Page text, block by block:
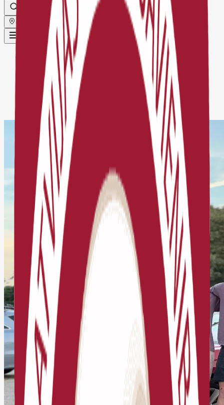
Sākums
Jaunumi
Apstiprināti Latvijas izlašu treneri un kandidāti
šosejas un MTB riteņbraukšanā